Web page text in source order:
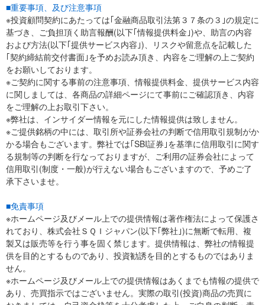
■重要事項、及び注意事項
※投資顧問契約にあたっては｢金融商品取引法第３７条の３｣の規定に
基づき、ご負担頂く助言報酬(以下｢情報提供料金｣)や、助言の内容
および方法(以下｢提供サービス内容｣)、リスクや留意点を記載した
｢契約締結前交付書面｣を予めお読み頂き、内容をご理解の上ご契約
をお願いしております。
※ご契約に関する事前の注意事項、情報提供料金、提供サービス内容
に関しましては、各商品の詳細ページにて事前にご確認頂き、内容
をご理解の上お取引下さい。
※弊社は、インサイダー情報を元にした情報提供は致しません。
※ご提供銘柄の中には、取引所や証券会社の判断で信用取引規制がか
かる場合もございます。弊社では｢SBI証券｣を基準に信用取引に関す
る規制等の判断を行なっておりますが、ご利用の証券会社によって
信用取引(制度・一般)が行えない場合もございますので、予めご了
承下さいませ。
■免責事項
※ホームページ及びメール上での提供情報は著作権法によって保護さ
れており、株式会社ＳＱＩジャパン(以下｢弊社｣)に無断で転用、複
製又は販売等を行う事を固く禁じます。提供情報は、弊社の情報提
供を目的とするものであり、投資勧誘を目的とするものではありま
せん。
※ホームページ及びメール上での提供情報はあくまでも情報の提供で
あり、売買指示ではございません。実際の取引(投資)商品の売買に